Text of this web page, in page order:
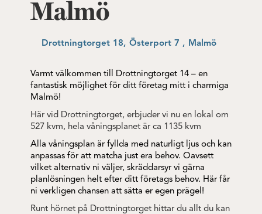
Malmö
Drottningtorget 18, Österport 7 , Malmö
Varmt välkommen till Drottningtorget 14 – en
fantastisk möjlighet för ditt företag mitt i charmiga
Malmö!
Här vid Drottningtorget, erbjuder vi nu en lokal om
527 kvm, hela våningsplanet är ca 1135 kvm
Alla våningsplan är fyllda med naturligt ljus och kan
anpassas för att matcha just era behov. Oavsett
vilket alternativ ni väljer, skräddarsyr vi gärna
planlösningen helt efter ditt företags behov. Här får
ni verkligen chansen att sätta er egen prägel!
Runt hörnet på Drottningtorget hittar du allt du kan